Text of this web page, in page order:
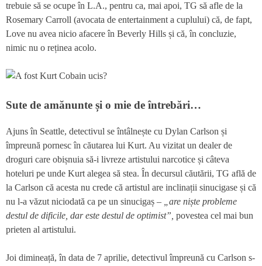
trebuie să se ocupe în L.A., pentru ca, mai apoi, TG să afle de la
Rosemary Carroll (avocata de entertainment a cuplului) că, de fapt,
Love nu avea nicio afacere în Beverly Hills și că, în concluzie,
nimic nu o reținea acolo.
Sute de amănunte și o mie de întrebări…
Ajuns în Seattle, detectivul se întâlnește cu Dylan Carlson și
împreună pornesc în căutarea lui Kurt. Au vizitat un dealer de
droguri care obișnuia să-i livreze artistului narcotice și câteva
hoteluri pe unde Kurt alegea să stea. În decursul căutării, TG află de
la Carlson că acesta nu crede că artistul are inclinații sinucigase și că
nu l-a văzut niciodată ca pe un sinucigaș –
„are niște probleme
destul de dificile, dar este destul de optimist”, povestea cel mai bun
prieten al artistului.
Joi dimineață, în data de 7 aprilie, detectivul împreună cu Carlson s-